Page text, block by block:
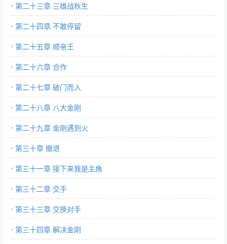
第二十三章 三雄战秋生
第二十四章 不敢停留
第二十五章 顺亲王
第二十六章 合作
第二十七章 破门而入
第二十八章 八大金刚
第二十九章 金刚遇到火
第三十章 撤退
第三十一章 接下来我是主角
第三十二章 交手
第三十三章 交换对手
第三十四章 解决金刚